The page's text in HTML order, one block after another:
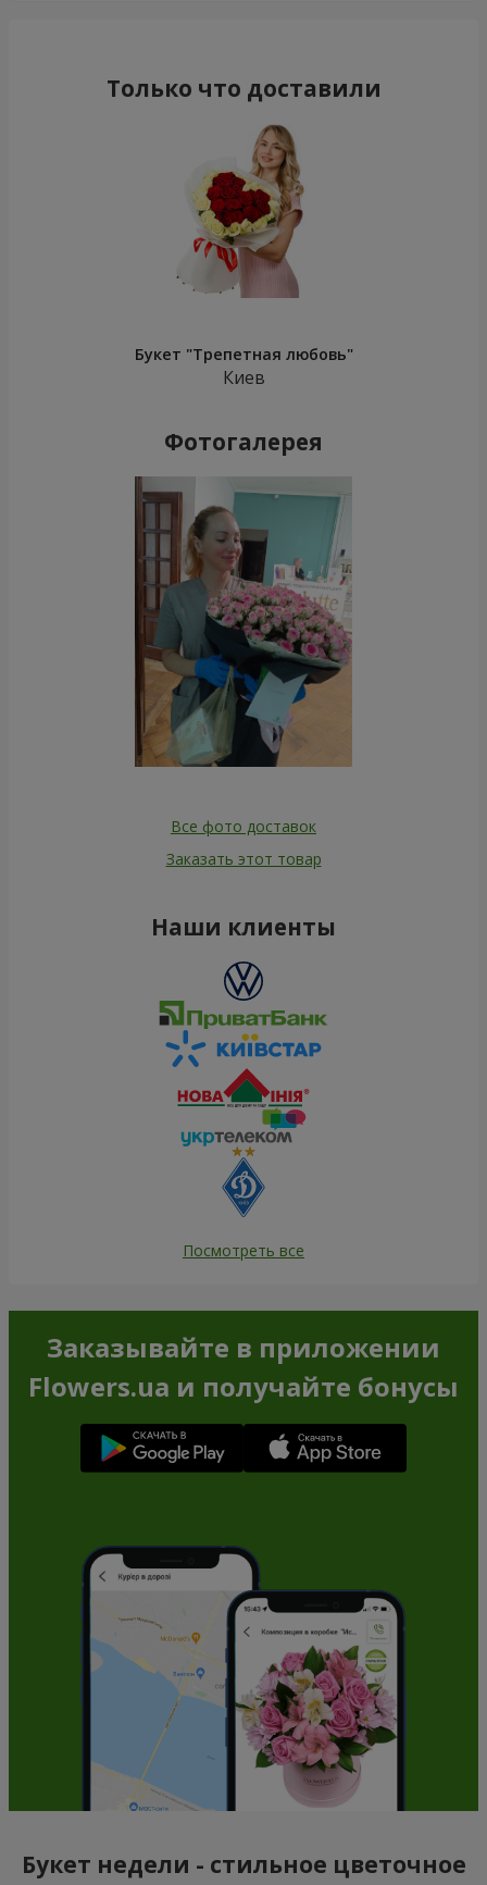
Только что доставили
Букет "Трепетная любовь"
Киев
Фотогалерея
Все фото доставок
Заказать этот товар
Наши клиенты
Посмотреть все
Заказывайте в приложении
Flowers.ua и получайте бонусы
Букет недели - стильное цветочное